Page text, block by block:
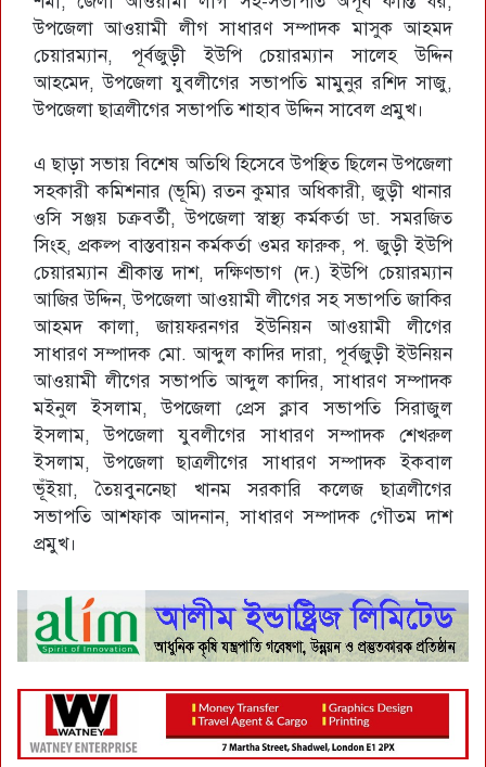
উপজেলা আওয়ামী লীগ সাধারণ সম্পাদক মাসুক আহমদ
চেয়ারম্যান, পূর্বজুড়ী ইউপি চেয়ারম্যান সালেহ উদ্দিন
আহমেদ, উপজেলা যুবলীগের সভাপতি মামুনুর রশিদ সাজু,
উপজেলা ছাত্রলীগের সভাপতি শাহাব উদ্দিন সাবেল প্রমুখ।
এ ছাড়া সভায় বিশেষ অতিথি হিসেবে উপস্থিত ছিলেন উপজেলা
সহকারী কমিশনার (ভূমি) রতন কুমার অধিকারী, জুড়ী থানার
ওসি সঞ্জয় চক্রবর্তী, উপজেলা স্বাস্থ্য কর্মকর্তা ডা. সমরজিত
সিংহ, প্রকল্প বাস্তবায়ন কর্মকর্তা ওমর ফারুক, প. জুড়ী ইউপি
চেয়ারম্যান শ্রীকান্ত দাশ, দক্ষিণভাগ (দ.) ইউপি চেয়ারম্যান
আজির উদ্দিন, উপজেলা আওয়ামী লীগের সহ সভাপতি জাকির
আহমদ কালা, জায়ফরনগর ইউনিয়ন আওয়ামী লীগের
সাধারণ সম্পাদক মো. আব্দুল কাদির দারা, পূর্বজুড়ী ইউনিয়ন
আওয়ামী লীগের সভাপতি আব্দুল কাদির, সাধারণ সম্পাদক
মইনুল ইসলাম, উপজেলা প্রেস ক্লাব সভাপতি সিরাজুল
ইসলাম, উপজেলা যুবলীগের সাধারণ সম্পাদক শেখরুল
ইসলাম, উপজেলা ছাত্রলীগের সাধারণ সম্পাদক ইকবাল
ভূঁইয়া, তৈয়বুননেছা খানম সরকারি কলেজ ছাত্রলীগের
সভাপতি আশফাক আদনান, সাধারণ সম্পাদক গৌতম দাশ
প্রমুখ।